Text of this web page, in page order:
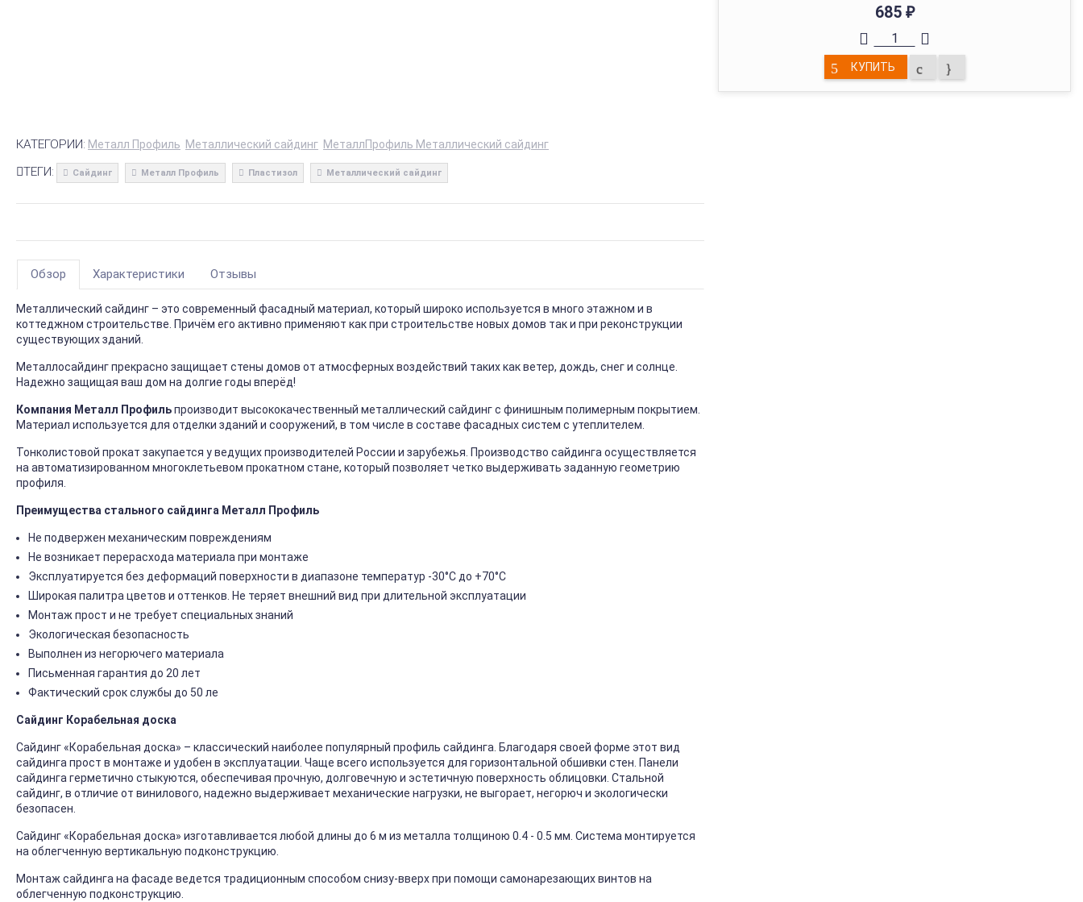
685 ₽
КУПИТЬ
КАТЕГОРИИ: Металл Профиль Металлический сайдинг МеталлПрофиль Металлический сайдинг
ТЕГИ: Сайдинг Металл Профиль Пластизол Металлический сайдинг
Обзор Характеристики Отзывы
Металлический сайдинг – это современный фасадный материал, который широко используется в много этажном и в
коттеджном строительстве. Причём его активно применяют как при строительстве новых домов так и при реконструкции
существующих зданий.
Металлосайдинг прекрасно защищает стены домов от атмосферных воздействий таких как ветер, дождь, снег и солнце.
Надежно защищая ваш дом на долгие годы вперёд!
Компания Металл Профильпроизводит высококачественный металлический сайдинг с финишным полимерным покрытием.
Материал используется для отделки зданий и сооружений, в том числе в составе фасадных систем с утеплителем.
Тонколистовой прокат закупается у ведущих производителей России и зарубежья. Производство сайдинга осуществляется
на автоматизированном многоклетьевом прокатном стане, который позволяет четко выдерживать заданную геометрию
профиля.
Преимущества стального сайдинга Металл Профиль
Не подвержен механическим повреждениям
Не возникает перерасхода материала при монтаже
Эксплуатируется без деформаций поверхности в диапазоне температур -30°C до +70°C
Широкая палитра цветов и оттенков. Не теряет внешний вид при длительной эксплуатации
Монтаж прост и не требует специальных знаний
Экологическая безопасность
Выполнен из негорючего материала
Письменная гарантия до 20 лет
Фактический срок службы до 50 ле
Сайдинг Корабельная доска
Сайдинг «Корабельная доска» – классический наиболее популярный профиль сайдинга. Благодаря своей форме этот вид
сайдинга прост в монтаже и удобен в эксплуатации. Чаще всего используется для горизонтальной обшивки стен. Панели
сайдинга герметично стыкуются, обеспечивая прочную, долговечную и эстетичную поверхность облицовки. Стальной
сайдинг, в отличие от винилового, надежно выдерживает механические нагрузки, не выгорает, негорюч и экологически
безопасен.
Сайдинг «Корабельная доска» изготавливается любой длины до 6 м из металла толщиною 0.4 - 0.5 мм. Система монтируется
на облегченную вертикальную подконструкцию.
Монтаж сайдинга на фасаде ведется традиционным способом снизу-вверх при помощи самонарезающих винтов на
облегченную подконструкцию.